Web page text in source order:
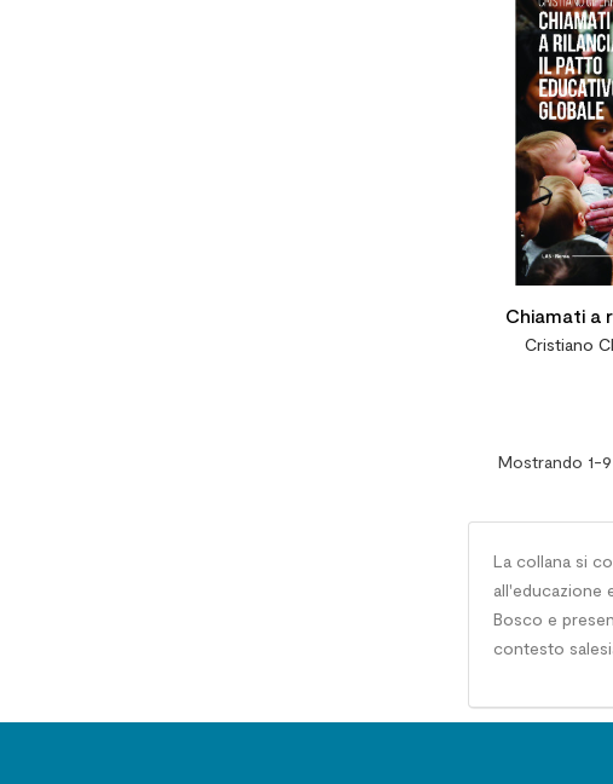
Chiamati a
Cristiano
Mostrando 1-
La collana si
all'educazione
Bosco e
contesto